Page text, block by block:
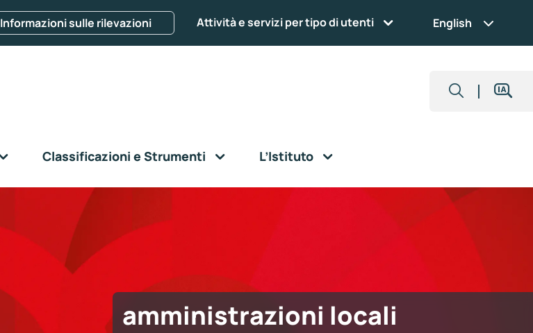
Informazioni sulle rilevazioni Attività e servizi per tipo di utenti English
Classificazioni e Strumenti L’Istituto
amministrazioni locali